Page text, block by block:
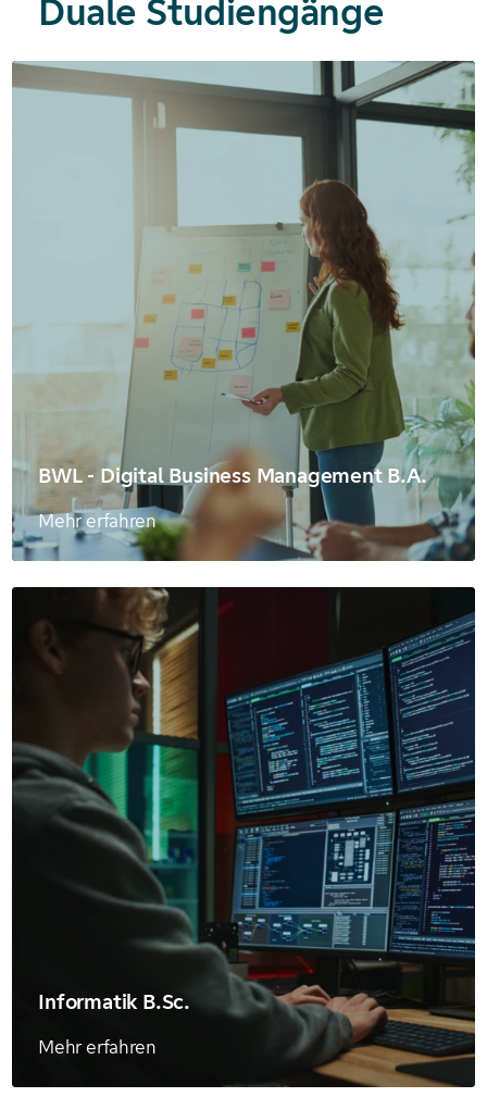
Duale Studiengänge
BWL - Digital Business Management B.A.
Mehr erfahren
Informatik B.Sc.
Mehr erfahren